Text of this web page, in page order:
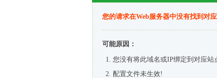
您的请求在Web服务器中没有找到对
可能原因：
您没有将此域名或IP绑定到对应站
配置文件未生效!